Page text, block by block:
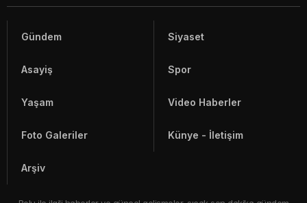
Gündem Siyaset
Asayiş Spor
Yaşam Video Haberler
Foto Galeriler Künye - İletişim
Arşiv